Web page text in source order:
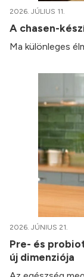
2026. JÚLIUS 11.
A chasen-
Ma különleges
2026. JÚNIUS 21.
Pre- és
új dimenziója